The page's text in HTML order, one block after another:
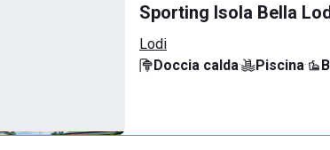
Sporting Isola Bella
Lodi
Doccia calda· Piscina·